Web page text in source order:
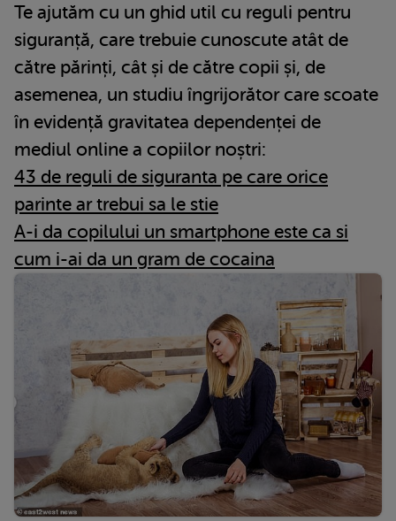
Te ajutăm cu un ghid util cu reguli pentru
siguranță, care trebuie cunoscute atât de
către părinți, cât și de către copii și, de
asemenea, un studiu îngrijorător care scoate
în evidență gravitatea dependenței de
mediul online a copiilor noștri:
43 de reguli de siguranta pe care orice
parinte ar trebui sa le stie
A-i da copilului un smartphone este ca si
cum i-ai da un gram de cocaina